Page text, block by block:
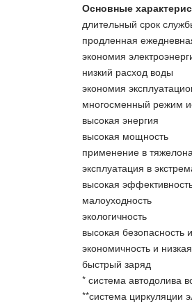
Основные
длительный срок
продленная
экономия
низкий расход воды
экономия
многосменный режим
высокая энергия
высокая мощность
применение в
эксплуатация в
высокая
малоуходность
экологичность
высокая безопасность
экономичность и
быстрый заряд
* система автодолива
**система циркуляции